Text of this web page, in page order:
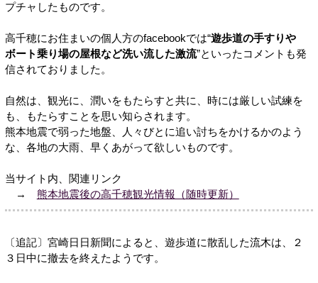
プチャしたものです。
高千穂にお住まいの個人方のfacebookでは“遊歩道の手すりや
ボート乗り場の屋根など洗い流した激流”といったコメントも発
信されておりました。
自然は、観光に、潤いをもたらすと共に、時には厳しい試練を
も、もたらすことを思い知らされます。
熊本地震で弱った地盤、人々びとに追い討ちをかけるかのよう
な、各地の大雨、早くあがって欲しいものです。
当サイト内、関連リンク
→ 熊本地震後の高千穂観光情報（随時更新）
〔追記〕宮崎日日新聞によると、遊歩道に散乱した流木は、２
３日中に撤去を終えたようです。